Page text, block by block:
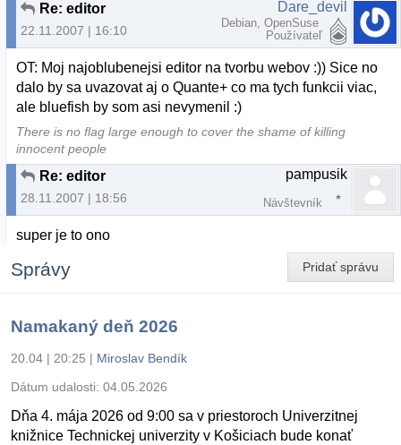
Re: editor
22.11.2007 | 16:10
Dare_devil
Debian, OpenSuse
Používateľ
OT: Moj najoblubenejsi editor na tvorbu webov :)) Sice no
dalo by sa uvazovat aj o Quante+ co ma tych funkcii viac,
ale bluefish by som asi nevymenil :)
There is no flag large enough to cover the shame of killing
innocent people
Re: editor
28.11.2007 | 18:56
pampusik
Návštevník
super je to ono
Pridať správu
Správy
Namakaný deň 2026
20.04 | 20:25 | Miroslav Bendík
Dátum udalosti: 04.05.2026
Dňa 4. mája 2026 od 9:00 sa v priestoroch Univerzitnej
knižnice Technickej univerzity v Košiciach bude konať